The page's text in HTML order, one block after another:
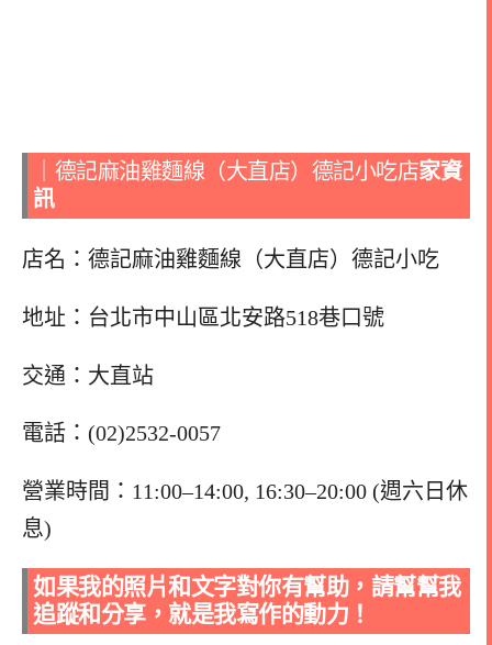
｜德記麻油雞麵線（大直店）德記小吃店家資
訊
店名：德記麻油雞麵線（大直店）德記小吃
地址：台北市中山區北安路518巷口號
交通：大直站
電話：(02)2532-0057
營業時間：11:00–14:00, 16:30–20:00 (週六日休
息)
如果我的照片和文字對你有幫助，請幫幫我
追蹤和分享，就是我寫作的動力！